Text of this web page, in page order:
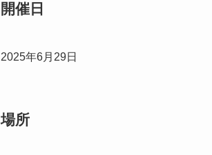
開催日
2025年6月29日
場所